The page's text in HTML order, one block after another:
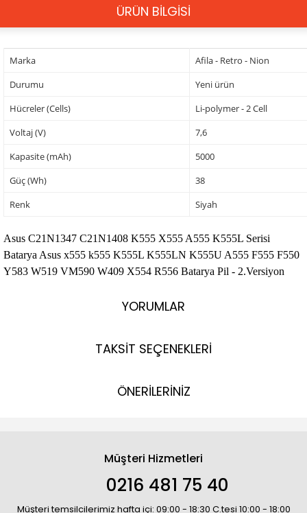
ÜRÜN BİLGİSİ
Marka
Afila - Retro - Nion
Durumu
Yeni ürün
Hücreler (Cells)
Li-polymer - 2 Cell
Voltaj (V)
7,6
Kapasite (mAh)
5000
Güç (Wh)
38
Renk
Siyah
Asus C21N1347 C21N1408 K555 X555 A555 K555L Serisi
Batarya Asus x555 k555 K555L K555LN K555U A555 F555 F550
Y583 W519 VM590 W409 X554 R556 Batarya Pil - 2.Versiyon
YORUMLAR
TAKSİT SEÇENEKLERİ
ÖNERİLERİNİZ
Müşteri Hizmetleri
0216 481 75 40
Müşteri temsilcilerimiz hafta içi: 09:00 - 18:30 C.tesi 10:00 - 18:00